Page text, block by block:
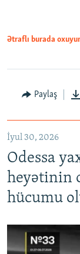
Ətraflı burada
Paylaş
İyul 30, 2026
Odessa
heyətinin
hücumu